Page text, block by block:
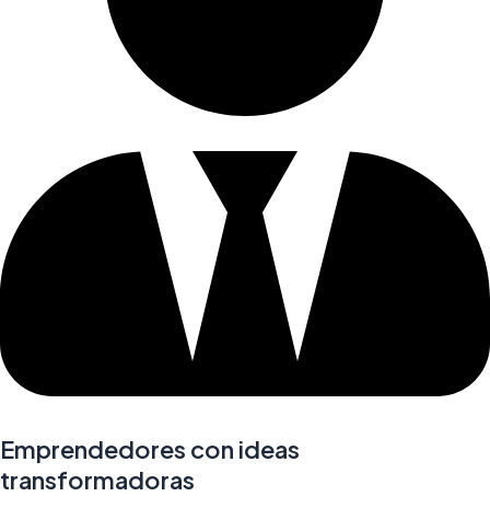
Emprendedores con ideas
transformadoras